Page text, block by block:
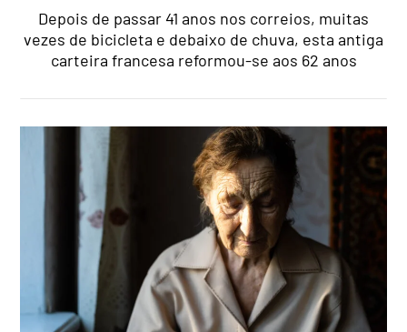
Depois de passar 41 anos nos correios, muitas
vezes de bicicleta e debaixo de chuva, esta antiga
carteira francesa reformou-se aos 62 anos